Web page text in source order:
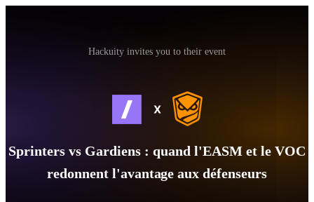
Hackuity invites you to their event
Sprinters vs Gardiens : quand l'EASM et le VOC
redonnent l'avantage aux défenseurs